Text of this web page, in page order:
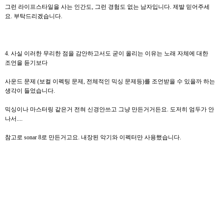
그런 라이프스타일을 사는 인간도, 그런 경험도 없는 남자입니다. 제발 믿어주세
요. 부탁드리겠습니다.
4. 사실 이러한 무리한 점을 감안하고서도 굳이 올리는 이유는 노래 자체에 대한
조언을 듣기보다
사운드 문제 (보컬 이펙팅 문제, 전체적인 믹싱 문제등)를 조언받을 수 있을까 하는
생각이 들었습니다.
믹싱이나 마스터링 같은거 전혀 신경안쓰고 그냥 만든거거든요. 도저히 엄두가 안
나서....
참고로 sonar 8로 만든거고요. 내장된 악기와 이펙터만 사용했습니다.